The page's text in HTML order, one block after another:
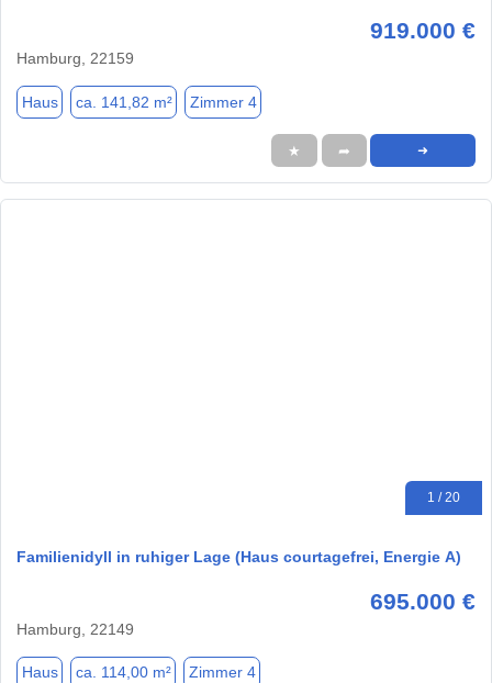
919.000 €
Hamburg, 22159
Haus ca. 141,82 m² Zimmer 4
★ ➦ ➜
1 / 20
Familienidyll in ruhiger Lage (Haus courtagefrei, Energie A)
695.000 €
Hamburg, 22149
Haus ca. 114,00 m² Zimmer 4